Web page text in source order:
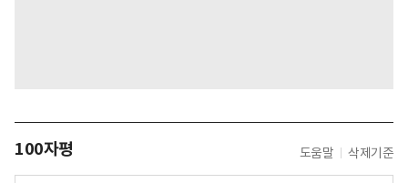
100자평 도움말 삭제기준